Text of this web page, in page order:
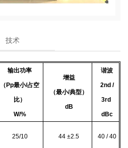
技术
输出功率
（Pp最小/占空
比）
W/%
增益
（最小/典型）
dB
谐波
2nd /
3rd
dBc
25/10 44±2.5 40 / 40